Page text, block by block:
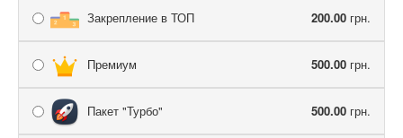
Закрепление в ТОП 200.00 грн.
Премиум 500.00 грн.
Пакет "Турбо" 500.00 грн.